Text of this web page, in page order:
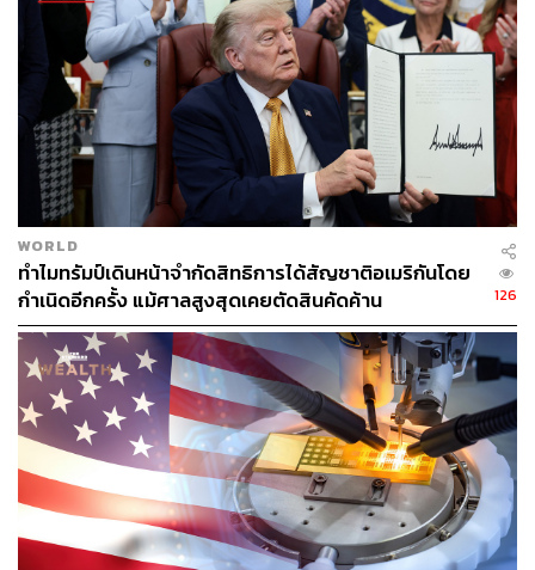
ความคล้ายคลึงดังกล่าว ทำให้นักวิจารณ์บางคนขนานนา
มดัตตันว่าเป็น ‘Temu Trump’ ซึ่งคำว่า Temu อ้างอิงถึง
แอปพลิเคชันขายสินค้าราคาถูกสัญชาติจีนที่มีสินค้าลอก
เลียนแบบไร้ยี่ห้อจำหน่าย ในที่นี้สะท้อนถึงการเลียนแบบ
นโยบายและสไตล์ของทรัมป์
อย่างไรก็ตาม การที่ทรัมป์ มีนโยบายขึ้นภาษีต่อประเทศต่างๆ
และอาจซ้ำเติมปัญหาเงินเฟ้อและค่าครองชีพที่พุ่งสูงใน
ออสเตรเลีย ทำให้ชาวออสเตรเลียจำนวนมากที่ไม่ไว้ใจทรัมป์
ก็ไม่ไว้ใจให้ดัตตันและกลุ่มพรรคการเมือง LNP เช่นกัน
โดยแม้ว่าดัตตันจะอ้างว่า ตนเองมีแนวนโยบายเป็น ‘ตัวของ
ตัวเอง’ แต่เขาก็ถูกหลายฝ่ายกล่าวหาว่าเป็นผู้ปลุกปั่นยุยงให้
เกิดสงครามวัฒนธรรม อีกทั้งยังกล่าวโจมตีผู้อพยพและสื่อ
ต่างๆ ด้วยวาทกรรมที่คล้ายกับทรัมป์
ในช่วงหาเสียงที่ผ่านมา ดัตตันพยายามแสดงให้ประชาชน
ออสเตรเลียเห็นว่าเขาแตกต่างจากทรัมป์ แต่นั่นไม่เพียงพอที่
จะโน้มน้าวใจผู้มีสิทธิเลือกตั้งให้มองว่าเขาคือบุคคลที่เหมาะ
สมจะนำพาประเทศผ่านช่วงเวลาแห่งความวุ่นวายระดับโลก
WORLD
ทำไมทรัมป์เดินหน้าจำกัดสิทธิการได้สัญชาติอเมริกันโดย
กำเนิดอีกครั้ง แม้ศาลสูงสุดเคยตัดสินคัดค้าน
126